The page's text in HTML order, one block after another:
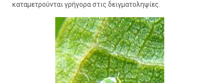
καταμετρούνται γρήγορα στις δειγματοληψίες.